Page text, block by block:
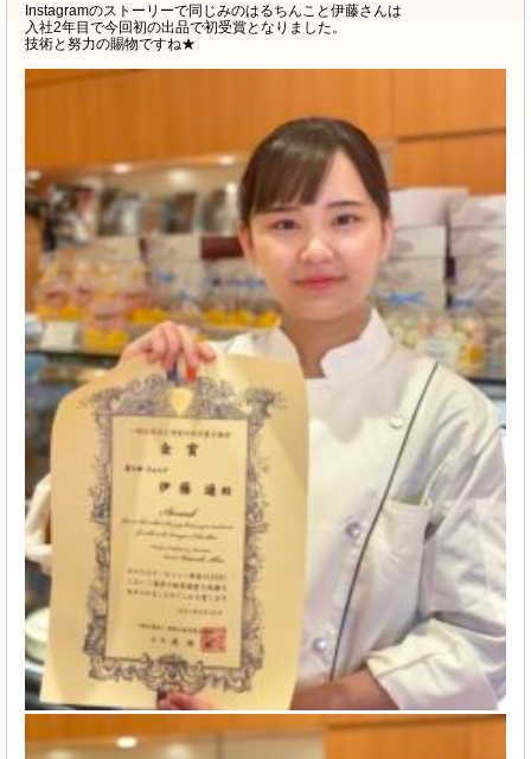
Instagramのストーリーで同じみのはるちんこと伊藤さんは
入社2年目で今回初の出品で初受賞となりました。
技術と努力の賜物ですね★